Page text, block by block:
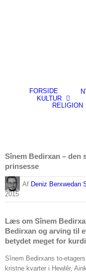
FORSIDE
KULTUR
RELIGION
Sînem Bedirxan – den
prinsesse
By Deniz Berxwedan
2015
Læs om Sînem
Bedirxan og arving til
betydet meget for
Sînem Bedirxans to-
kristne kvarter i Hewlêr,